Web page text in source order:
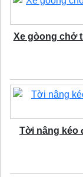
Xe gòong chở
Tời nâng kéo